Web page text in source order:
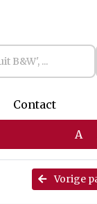
Contact
A
Vorige